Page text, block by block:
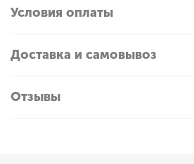
Условия оплаты
Доставка и самовывоз
Отзывы